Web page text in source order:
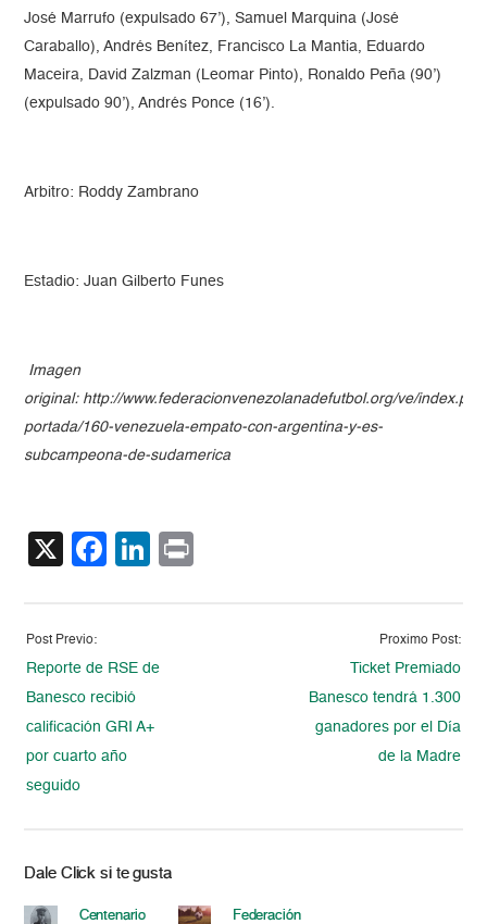
José Marrufo (expulsado 67’), Samuel Marquina (José
Caraballo), Andrés Benítez, Francisco La Mantia, Eduardo
Maceira, David Zalzman (Leomar Pinto), Ronaldo Peña (90’)
(expulsado 90’), Andrés Ponce (16’).
Arbitro: Roddy Zambrano
Estadio: Juan Gilberto Funes
Imagen
original: http://www.federacionvenezolanadefutbol.org/ve/
portada/160-venezuela-empato-con-argentina-y-es-
subcampeona-de-sudamerica
X Facebook
LinkedIn
Post Previo:
Reporte de RSE de
Banesco recibió
calificación GRI A+
por cuarto año
seguido
Proximo Post:
Ticket Premiado
Banesco tendrá 1.300
ganadores por el Día
de la Madre
Dale Click si te gusta
Centenario
Federación